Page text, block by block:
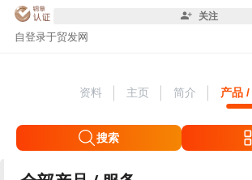
关注
自登录于贸发网
资料 主页 简介 产品
搜索